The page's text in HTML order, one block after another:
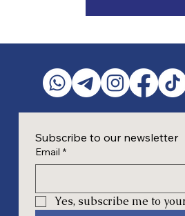
Subscribe to our newsletter
Email *
Yes, subscribe me to